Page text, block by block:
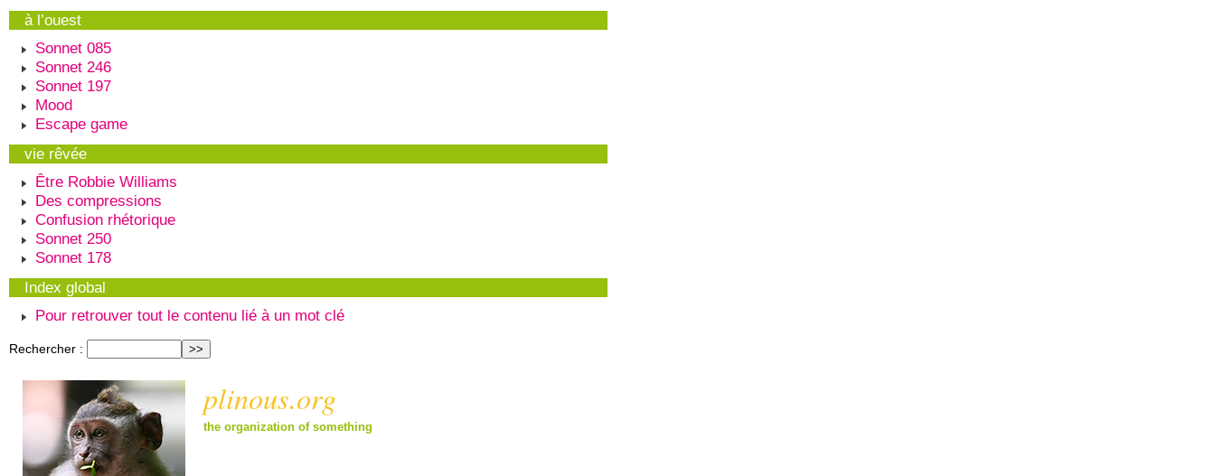
à l’ouest
Sonnet 085
Sonnet 246
Sonnet 197
Mood
Escape game
vie rêvée
Être Robbie Williams
Des compressions
Confusion rhétorique
Sonnet 250
Sonnet 178
Index global
Pour retrouver tout le contenu lié à un mot clé
Rechercher :
plinous.org
the organization of something